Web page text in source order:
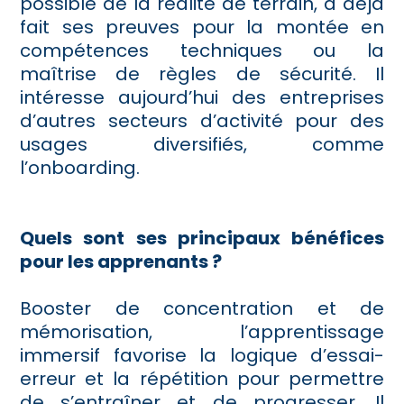
fait ses preuves pour la montée en
compétences techniques ou la
maîtrise de règles de sécurité. Il
intéresse aujourd’hui des entreprises
d’autres secteurs d’activité pour des
usages diversifiés, comme
l’onboarding.
Quels sont ses principaux bénéfices
pour les apprenants ?
Booster de concentration et de
mémorisation, l’apprentissage
immersif favorise la logique d’essai-
erreur et la répétition pour permettre